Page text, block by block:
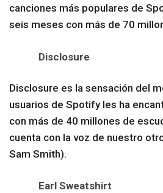
canciones más populares de
seis meses con más de 70
Disclosure
Disclosure es la sensación del
usuarios de Spotify les ha
con más de 40 millones de
cuenta con la voz de nuestro
Sam Smith).
Earl Sweatshirt